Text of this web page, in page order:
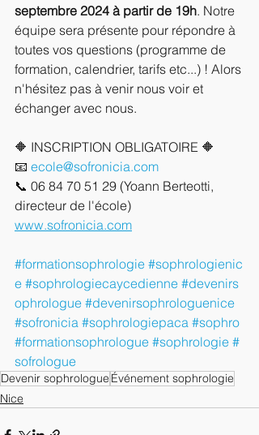
septembre 2024 à partir de 19h. Notre
équipe sera présente pour répondre à
toutes vos questions (programme de
formation, calendrier, tarifs etc...) ! Alors
n'hésitez pas à venir nous voir et
échanger avec nous.
🔶 INSCRIPTION OBLIGATOIRE 🔶
📧 ecole@sofronicia.com
📞 06 84 70 51 29 (Yoann Berteotti,
directeur de l'école)
www.sofronicia.com
#formationsophrologie #sophrologienic
e #sophrologiecaycedienne #devenirs
ophrologue #devenirsophrologuenice
#sofronicia #sophrologiepaca #sophro
#formationsophrologue #sophrologie #
sofrologue
Devenir sophrologue Événement sophrologie
Nice